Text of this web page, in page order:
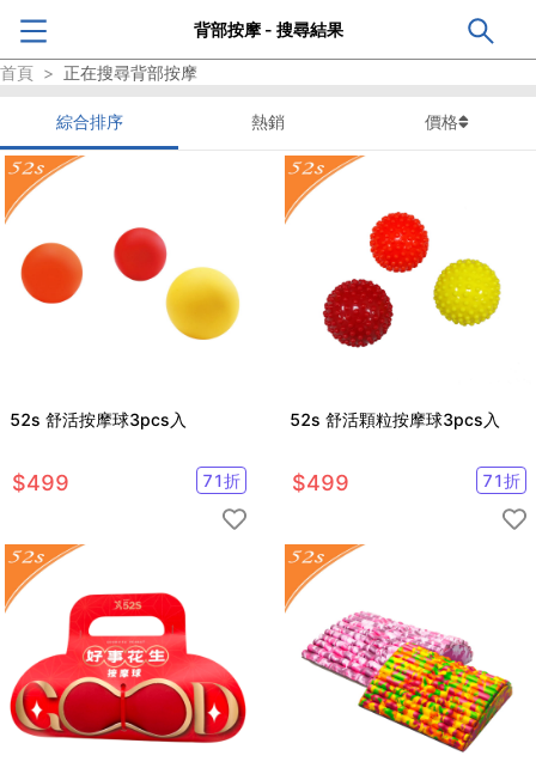
背部按摩 - 搜尋結果
首頁 > 正在搜尋背部按摩
綜合排序 熱銷 價格
52s 舒活按摩球3pcs入
$499 71折
52s 舒活顆粒按摩球3pcs入
$499 71折